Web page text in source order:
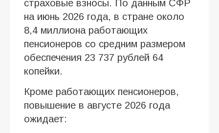
страховые взносы. По данным СФР
на июнь 2026 года, в стране около
8,4 миллиона работающих
пенсионеров со средним размером
обеспечения 23 737 рублей 64
копейки.
Кроме работающих пенсионеров,
повышение в августе 2026 года
ожидает: